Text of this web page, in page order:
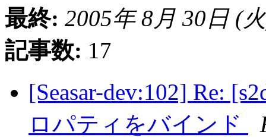
最終: 2005年 8月 30日 (
記事数: 17
[Seasar-dev:102] Re:
ロパティをバインド